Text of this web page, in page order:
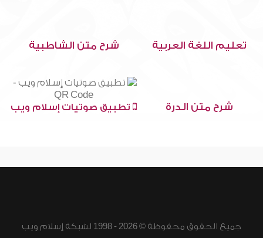
تعليم اللغة العربية شرح متن الشاطبية
شرح متن الدرة تطبيق صوتيات إسلام ويب
جميع الحقوق محفوظة © 2026 - 1998 لشبكة إسلام ويب